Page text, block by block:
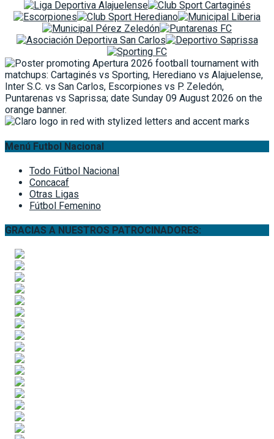
Menú Futbol Nacional
Todo Fútbol Nacional
Concacaf
Otras Ligas
Fútbol Femenino
GRACIAS A NUESTROS PATROCINADORES: